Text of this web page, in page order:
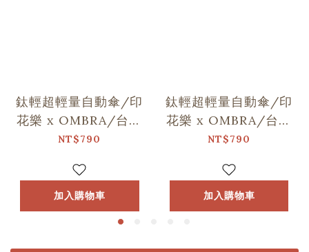
鈦輕超輕量自動傘/印
花樂 x OMBRA/台灣
原生樹/苦楝
NT$790
加入購物車
鈦輕超輕量自動傘/印
花樂 x OMBRA/台灣
原生樹/台灣欒樹
NT$790
加入購物車